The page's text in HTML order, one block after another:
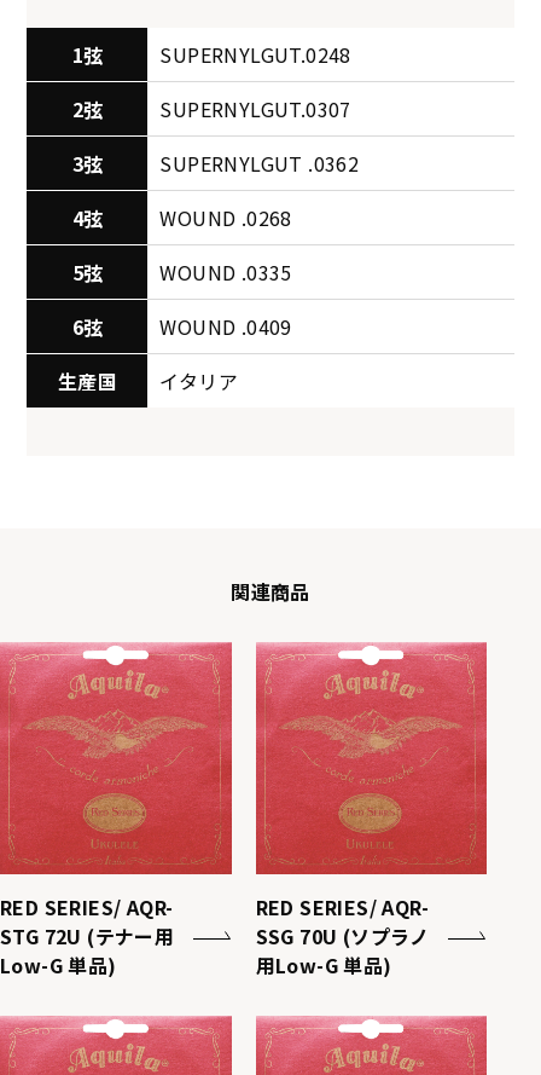
1弦
SUPERNYLGUT.0248
2弦
SUPERNYLGUT.0307
3弦
SUPERNYLGUT .0362
4弦
WOUND .0268
5弦
WOUND .0335
6弦
WOUND .0409
生産国
イタリア
関連商品
RED SERIES/ AQR-
STG 72U (テナー用
Low-G 単品)
RED SERIES/ AQR-
SSG 70U (ソプラノ
用Low-G 単品)